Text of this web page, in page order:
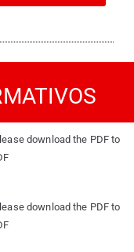
download the PDF to
download the PDF to